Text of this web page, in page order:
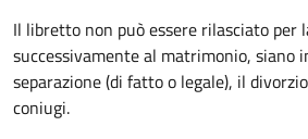
Il libretto non può essere rilasciato per
successivamente al matrimonio, siano
separazione (di fatto o legale), il
coniugi.